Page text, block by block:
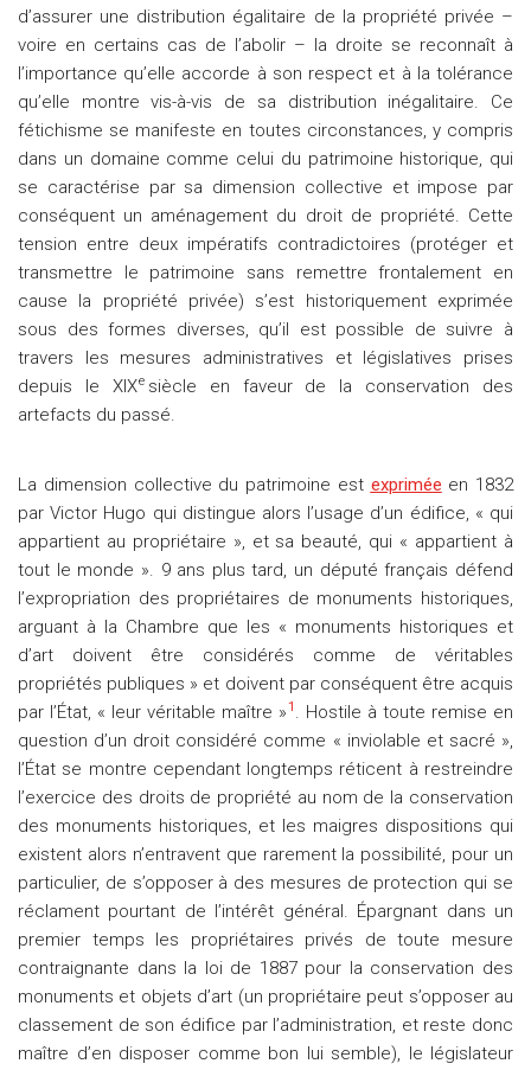
d’assurer une distribution égalitaire de la propriété privée –
voire en certains cas de l’abolir – la droite se reconnaît à
l’importance qu’elle accorde à son respect et à la tolérance
qu’elle montre vis-à-vis de sa distribution inégalitaire. Ce
fétichisme se manifeste en toutes circonstances, y compris
dans un domaine comme celui du patrimoine historique, qui
se caractérise par sa dimension collective et impose par
conséquent un aménagement du droit de propriété. Cette
tension entre deux impératifs contradictoires (protéger et
transmettre le patrimoine sans remettre frontalement en
cause la propriété privée) s’est historiquement exprimée
sous des formes diverses, qu’il est possible de suivre à
travers les mesures administratives et législatives prises
depuis le XIXe siècle en faveur de la conservation des
artefacts du passé.
La dimension collective du patrimoine est exprimée en 1832
par Victor Hugo qui distingue alors l’usage d’un édifice, « qui
appartient au propriétaire », et sa beauté, qui « appartient à
tout le monde ». 9 ans plus tard, un député français défend
l’expropriation des propriétaires de monuments historiques,
arguant à la Chambre que les « monuments historiques et
d’art doivent être considérés comme de véritables
propriétés publiques » et doivent par conséquent être acquis
par l’État, « leur véritable maître »1 . Hostile à toute remise en
question d’un droit considéré comme « inviolable et sacré »,
l’État se montre cependant longtemps réticent à restreindre
l’exercice des droits de propriété au nom de la conservation
des monuments historiques, et les maigres dispositions qui
existent alors n’entravent que rarement la possibilité, pour un
particulier, de s’opposer à des mesures de protection qui se
réclament pourtant de l’intérêt général. Épargnant dans un
premier temps les propriétaires privés de toute mesure
contraignante dans la loi de 1887 pour la conservation des
monuments et objets d’art (un propriétaire peut s’opposer au
classement de son édifice par l’administration, et reste donc
maître d’en disposer comme bon lui semble), le législateur